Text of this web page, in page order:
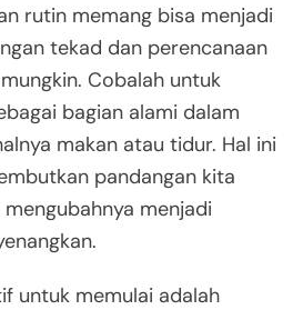
rutin memang bisa menjadi
tekad dan perencanaan
Cobalah untuk
bagian alami dalam
makan atau tidur. Hal ini
pandangan kita
menjadi
untuk memulai adalah